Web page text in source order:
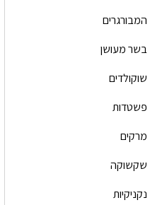
המבורגרים
בשר מעושן
שוקולדים
פשטדות
מרקים
שקשוקה
נקניקיות